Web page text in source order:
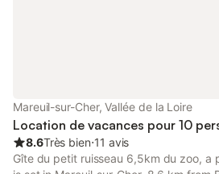
Mareuil-sur-Cher, Vallée de la Loire
Location de vacances pour 10
8.6Très bien⋅11 avis
Gîte du petit ruisseau 6,5km du zoo, a